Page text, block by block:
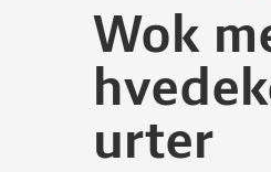
Wok
urter